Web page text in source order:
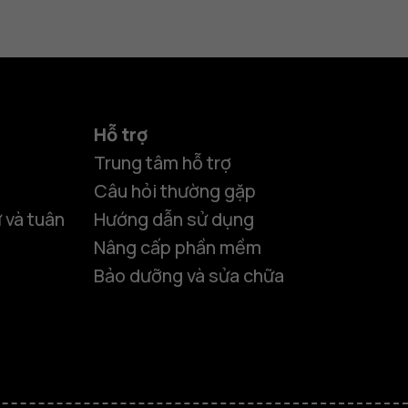
tuân
Hỗ trợ
Trung tâm hỗ trợ
Câu hỏi thường gặp
Hướng dẫn sử dụng
Nâng cấp phần mềm
Bảo dưỡng và sửa chữa